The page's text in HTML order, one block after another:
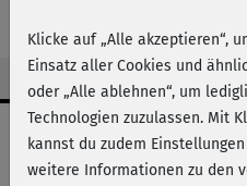
Fatburner Fun -
Workout-Facts
mittelschwer
Klicke auf „Alle akzeptieren“,
Einsatz aller Cookies und
oder „Alle ablehnen“, um
Technologien zuzulassen. Mit
kannst du zudem
weitere Informationen zu den